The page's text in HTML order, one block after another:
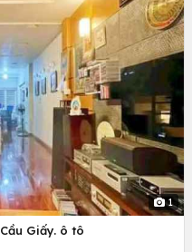
1
Giấy. ô tô